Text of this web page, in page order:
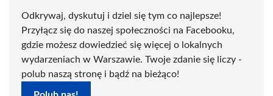
Odkrywaj, dyskutuj i dziel się tym co najlepsze!
Przyłącz się do naszej społeczności na Facebooku,
gdzie możesz dowiedzieć się więcej o lokalnych
wydarzeniach w Warszawie. Twoje zdanie się liczy -
polub naszą stronę i bądź na bieżąco!